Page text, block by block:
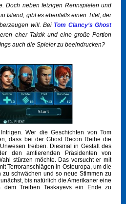
Doch neben fetzigen Rennspielen und
Island, gibt es ebenfalls einen Titel, der
will. Bei Tom Clancy‘s Ghost
eher Taktik und eine große Portion
auch die Spieler zu beeindrucken?
Wer die Geschichten von Tom
dass bei der Ghost Recon Reihe die
treiben. Diesmal in Gestalt des
den amtierenden Präsidenten von
stürzen möchte. Das versucht er mit
Terroranschlägen in Osteuropa, um die
zu schwächen und so neue Stimmen zu
bis natürlich die Amerikaner eine
dem Treiben Teskayevs ein Ende zu